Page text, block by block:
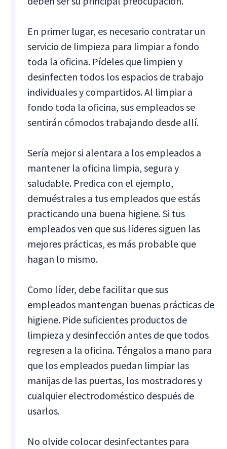
En primer lugar, es necesario contratar un
servicio de limpieza para limpiar a fondo
toda la oficina. Pídeles que limpien y
desinfecten todos los espacios de trabajo
individuales y compartidos. Al limpiar a
fondo toda la oficina, sus empleados se
sentirán cómodos trabajando desde allí.
Sería mejor si alentara a los empleados a
mantener la oficina limpia, segura y
saludable. Predica con el ejemplo,
demuéstrales a tus empleados que estás
practicando una buena higiene. Si tus
empleados ven que sus líderes siguen las
mejores prácticas, es más probable que
hagan lo mismo.
Como líder, debe facilitar que sus
empleados mantengan buenas prácticas de
higiene. Pide suficientes productos de
limpieza y desinfección antes de que todos
regresen a la oficina. Téngalos a mano para
que los empleados puedan limpiar las
manijas de las puertas, los mostradores y
cualquier electrodoméstico después de
usarlos.
No olvide colocar desinfectantes para